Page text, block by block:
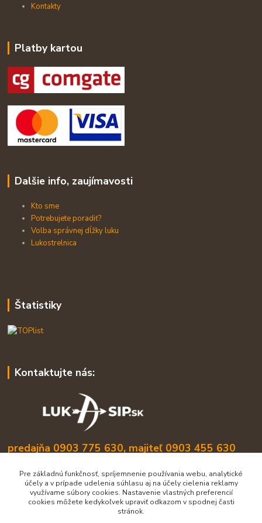
Kontakty
Platby kartou
Dalšie info, zaujímavosti
Kto sme
Potrebujete poradiť?
Volba správnej dĺžky luku
Lukostrelnica
Štatistiky
Kontaktujte nás:
predajňa 0903 775 630, majiteľ 0903 455 630
info@lukasip.sk
Pre základnú funkčnosť, spríjemnenie používania webu, analytické
účely a v prípade udelenia súhlasu aj na účely cielenia reklamy
využívame súbory cookies. Nastavenie vlastných preferencií
cookies môžete kedykoľvek upraviť odkazom v spodnej časti
stránok.